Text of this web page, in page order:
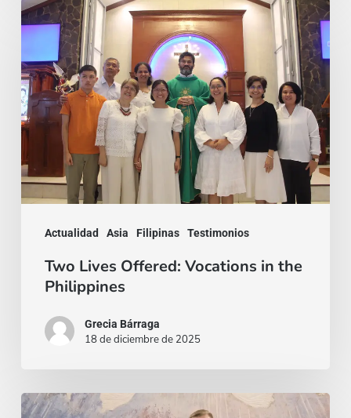
Actualidad Asia Filipinas Testimonios
Two
Lives
Offered:
Vocations
in
the
Philippines
Two Lives Offered: Vocations in the
Philippines
Grecia Bárraga
18 de diciembre de 2025
Un